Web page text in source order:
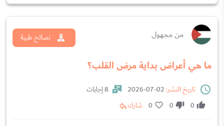
من مجهول
ما هي أعراض بداية مرض القلب؟
نصائح طبية
تاريخ النشر:
8 إجابات
0
0
0 شارك